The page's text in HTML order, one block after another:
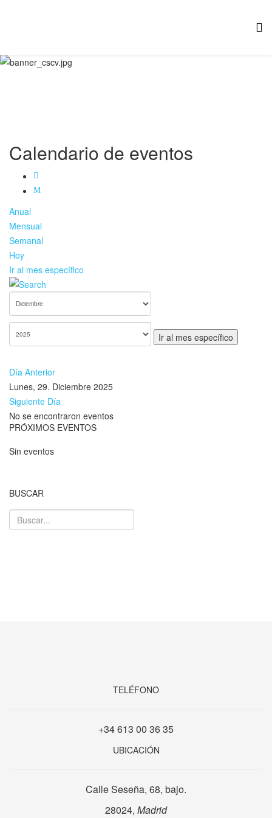
Calendario de eventos
Anual
Mensual
Semanal
Hoy
Ir al mes específico
Ir al mes específico
Día Anterior
Lunes, 29. Diciembre 2025
Siguiente Día
No se encontraron eventos
PRÓXIMOS EVENTOS
Sin eventos
BUSCAR
TELÉFONO
+34 613 00 36 35
UBICACIÓN
Calle Seseña, 68, bajo.
28024, Madrid